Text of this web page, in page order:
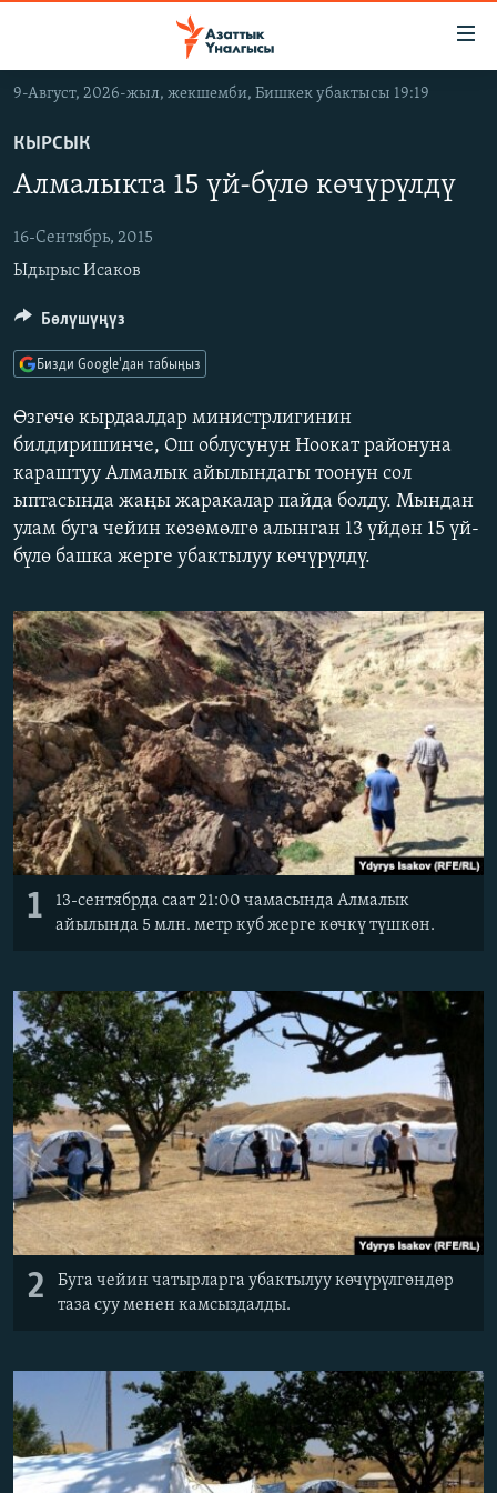
Навигацияга
өтүңүз
салыңызКЫРГЫЗСТАН
САЯСАТ
ЭКОНОМИКА
МАДАНИЯТ
ДҮЙНӨ
ДҮЙНӨ
БОРБОР АЗИЯ
УКРАИНА
АТАЙЫН ИЛИКТӨӨ
ТВ ПРОГРАММАЛАР
БҮГҮН АЗАТТЫКТА
БИЗ ЖАНА ДҮЙНӨ
ДАНИСТЕ
ЭЖЕ-СИҢДИЛЕР
АЗАТТЫК+
ПОДКАСТ
Русский
ОНЛАЙН ШЕРИНЕ
ЭЕ/АРнун бардык сайттары
9-Август, 2026-жыл, жекшемби, Бишкек убактысы 19:19
КЫРСЫК
Алмалыкта 15 үй-бүлө көчүрүлдү
16-Сентябрь, 2015
Ыдырыс Исаков
Өзгөчө кырдаалдар министрлигинин
билдиришинче, Ош облусунун Ноокат районуна
караштуу Алмалык айылындагы тоонун сол
ыптасында жаңы жаракалар пайда болду. Мындан
улам буга чейин көзөмөлгө алынган 13 үйдөн 15 үй-
бүлө башка жерге убактылуу көчүрүлдү.
1
13-сентябрда саат 21:00 чамасында Алмалык
айылында 5 млн. метр куб жерге көчкү түшкөн.
2
Буга чейин чатырларга убактылуу көчүрүлгөндөр
таза суу менен камсыздалды.
Бөлүшүңүз
Бизди Google'дан табыңыз